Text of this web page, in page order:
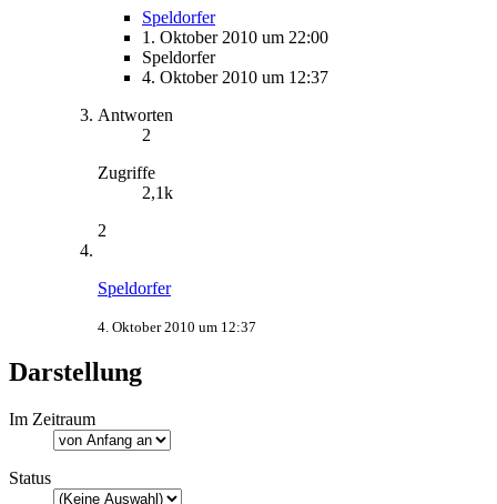
Speldorfer
1. Oktober 2010 um 22:00
Speldorfer
4. Oktober 2010 um 12:37
Antworten
2
Zugriffe
2,1k
2
Speldorfer
4. Oktober 2010 um 12:37
Darstellung
Im Zeitraum
Status